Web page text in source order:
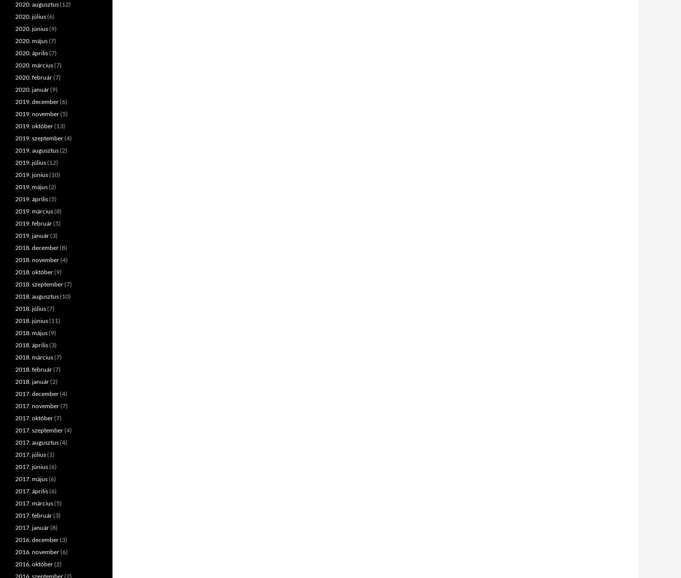
2020. augusztus(12)
2020. július(6)
2020. június(9)
2020. május(7)
2020. április(7)
2020. március(7)
2020. február(7)
2020. január(9)
2019. december(6)
2019. november(5)
2019. október(13)
2019. szeptember(4)
2019. augusztus(2)
2019. július(12)
2019. június(10)
2019. május(2)
2019. április(5)
2019. március(8)
2019. február(5)
2019. január(3)
2018. december(8)
2018. november(4)
2018. október(9)
2018. szeptember(7)
2018. augusztus(10)
2018. július(7)
2018. június(11)
2018. május(9)
2018. április(3)
2018. március(7)
2018. február(7)
2018. január(2)
2017. december(4)
2017. november(7)
2017. október(7)
2017. szeptember(4)
2017. augusztus(4)
2017. július(1)
2017. június(6)
2017. május(6)
2017. április(6)
2017. március(5)
2017. február(3)
2017. január(8)
2016. december(3)
2016. november(6)
2016. október(2)
2016. szeptember(2)